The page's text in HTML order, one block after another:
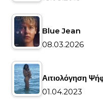
Blue Jean
08.03.2026
Αιτιολόγηση
01.04.2023